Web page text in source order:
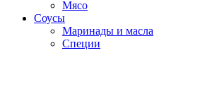
Мясо
Соусы
Маринады и масла
Специи